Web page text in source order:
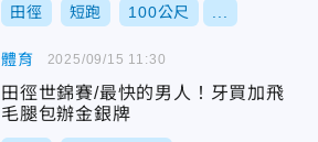
田徑 短跑 100公尺
體育
田徑世錦賽/最快的男人！牙買加飛
毛腿包辦金銀牌
2025/09/15 11:30